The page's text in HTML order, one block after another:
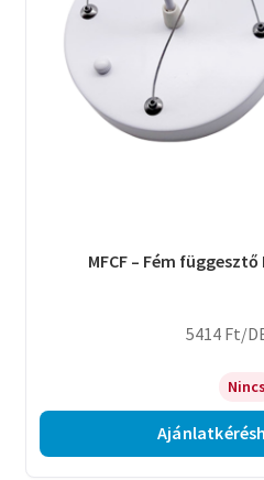
MFCF – Fém
5414 Ft/
Nincs